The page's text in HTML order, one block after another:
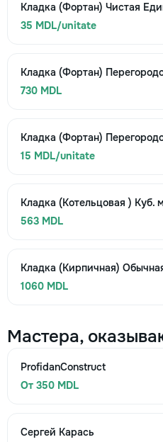
Кладка (Фортан) Чистая
35 MDL/unitate
Кладка (Фортан)
730 MDL
Кладка (Фортан)
15 MDL/unitate
Кладка (Котельцовая ) Куб. м
563 MDL
Кладка (Кирпичная)
1060 MDL
Мастера,
ProfidanConstruct
От 350 MDL
Сергей Карась